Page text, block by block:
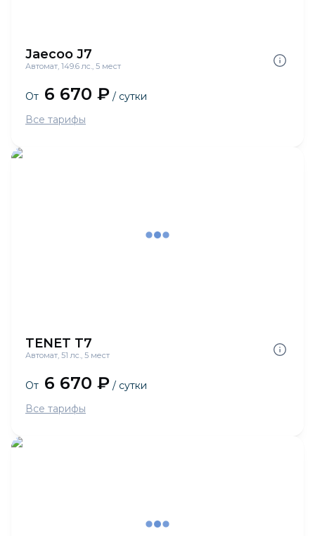
Jaecoo J7
Автомат, 149.6 лс., 5 мест
От 6 670 ₽ / сутки
Все тарифы
TENET T7
Автомат, 51 лс., 5 мест
От 6 670 ₽ / сутки
Все тарифы